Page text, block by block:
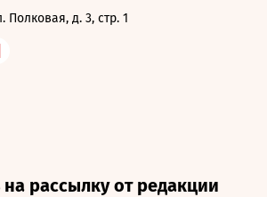
Полковая, д. 3, стр. 1